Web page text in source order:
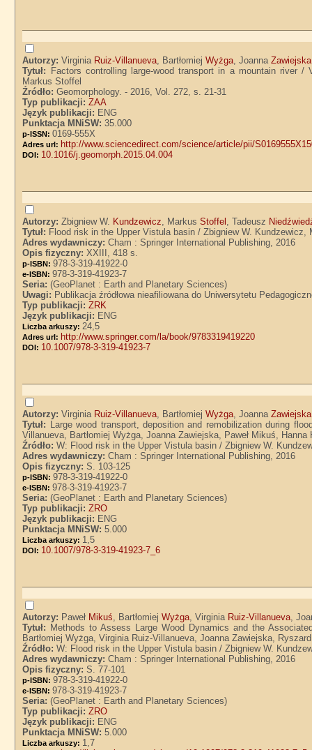
Autorzy:Virginia Ruiz-Villanueva, BartłomiejWyżga, JoannaZawiejska
Tytuł:
Factors controlling large-wood transport in a mountain river /
Markus Stoffel
Źródło:Geomorphology. - 2016, Vol. 272, s. 21-31
Typ publikacji:ZAA
Język publikacji: ENG
Punktacja MNiSW:35.000
p-ISSN:0169-555X
Adres url: http://www.sciencedirect.com/science/article/pii/
DOI: 10.1016/j.geomorph.2015.04.004
Autorzy:Zbigniew W. Kundzewicz, MarkusStoffel , Tadeusz
Tytuł: Flood risk in the Upper Vistula basin / Zbigniew W.
Adres wydawniczy:Cham : Springer International Publishing, 2016
Opis fizyczny:XXIII, 418 s.
p-ISBN:978-3-319-41922-0
e-ISBN:978-3-319-41923-7
Seria:(GeoPlanet : Earth and Planetary Sciences)
Uwagi: Publikacja źródłowa nieafiliowana do Uniwersytetu
Typ publikacji:ZRK
Język publikacji: ENG
Liczba arkuszy: 24,5
Adres url: http://www.springer.com/la/book/9783319419220
DOI: 10.1007/978-3-319-41923-7
Autorzy:Virginia Ruiz-Villanueva, BartłomiejWyżga, JoannaZawiejska
Tytuł: Large wood transport, deposition and remobilization during
Villanueva, Bartłomiej Wyżga, Joanna Zawiejska, Paweł Mikuś,
Źródło:W: Flood risk in the Upper Vistula basin / Zbigniew W.
Adres wydawniczy:Cham : Springer International Publishing, 2016
Opis fizyczny:S. 103-125
p-ISBN:978-3-319-41922-0
e-ISBN:978-3-319-41923-7
Seria:(GeoPlanet : Earth and Planetary Sciences)
Typ publikacji:ZRO
Język publikacji: ENG
Punktacja MNiSW:5.000
Liczba arkuszy: 1,5
DOI: 10.1007/978-3-319-41923-7_6
Autorzy: Paweł Mikuś, BartłomiejWyżga, Virginia Ruiz-Villanueva,
Tytuł: Methods to Assess Large Wood Dynamics and the
Bartłomiej Wyżga, Virginia Ruiz-Villanueva, Joanna Zawiejska,
Źródło:W: Flood risk in the Upper Vistula basin / Zbigniew W.
Adres wydawniczy:Cham : Springer International Publishing, 2016
Opis fizyczny:S. 77-101
p-ISBN:978-3-319-41922-0
e-ISBN:978-3-319-41923-7
Seria:(GeoPlanet : Earth and Planetary Sciences)
Typ publikacji:ZRO
Język publikacji: ENG
Punktacja MNiSW:5.000
Liczba arkuszy: 1,7